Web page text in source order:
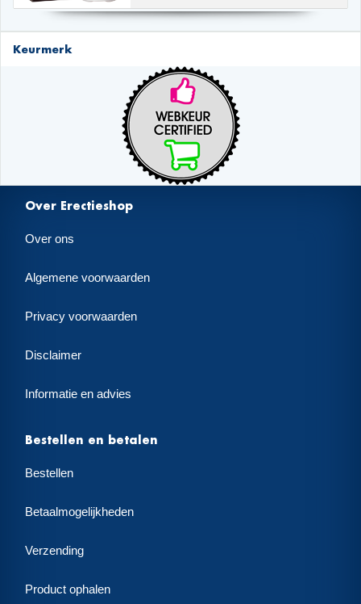
Keurmerk
Over Erectieshop
Over ons
Algemene voorwaarden
Privacy voorwaarden
Disclaimer
Informatie en advies
Bestellen en betalen
Bestellen
Betaalmogelijkheden
Verzending
Product ophalen